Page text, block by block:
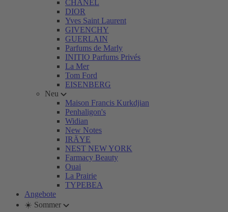
CHANEL
DIOR
Yves Saint Laurent
GIVENCHY
GUERLAIN
Parfums de Marly
INITIO Parfums Privés
La Mer
Tom Ford
EISENBERG
Neu
Maison Francis Kurkdjian
Penhaligon's
Widian
New Notes
IRÄYE
NEST NEW YORK
Farmacy Beauty
Ouai
La Prairie
TYPEBEA
Angebote
☀️ Sommer